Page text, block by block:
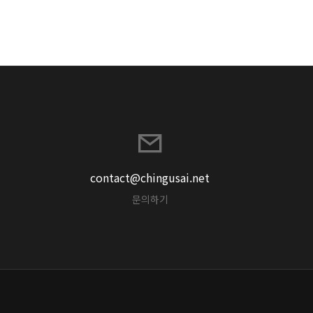
contact@chingusai.net
문의하기